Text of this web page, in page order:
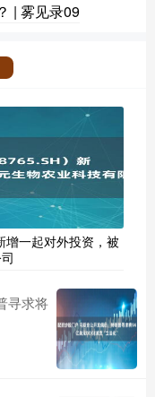
| 雾见录09
一起对外投资，被
寻求将